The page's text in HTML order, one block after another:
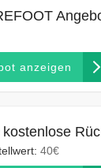
anzeigen
kostenlose
40€